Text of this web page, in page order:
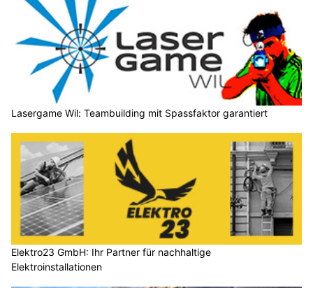
Lasergame Wil: Teambuilding mit Spassfaktor garantiert
Elektro23 GmbH: Ihr Partner für nachhaltige
Elektroinstallationen